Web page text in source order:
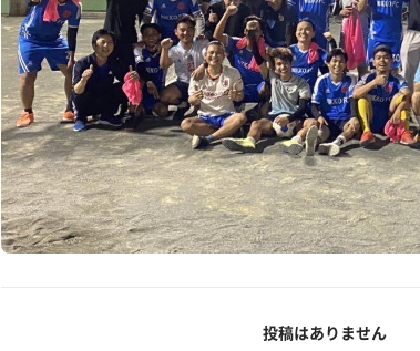
投稿はありません